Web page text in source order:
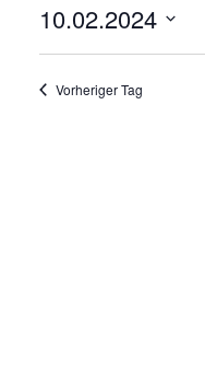
Oktober,
2024
10.02.2024
Vorheriger Tag